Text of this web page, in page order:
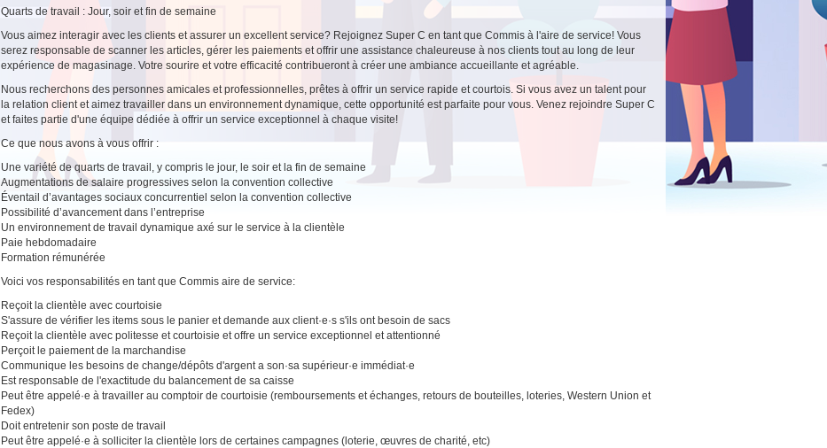
Quarts de travail : Jour, soir et fin de semaine
Vous aimez interagir avec les clients et assurer un excellent service? Rejoignez Super C en tant que Commis à l'aire de service! Vous
serez responsable de scanner les articles, gérer les paiements et offrir une assistance chaleureuse à nos clients tout au long de leur
expérience de magasinage. Votre sourire et votre efficacité contribueront à créer une ambiance accueillante et agréable.
Nous recherchons des personnes amicales et professionnelles, prêtes à offrir un service rapide et courtois. Si vous avez un talent pour
la relation client et aimez travailler dans un environnement dynamique, cette opportunité est parfaite pour vous. Venez rejoindre Super C
et faites partie d'une équipe dédiée à offrir un service exceptionnel à chaque visite!
Ce que nous avons à vous offrir :
Une variété de quarts de travail, y compris le jour, le soir et la fin de semaine
Augmentations de salaire progressives selon la convention collective
Éventail d’avantages sociaux concurrentiel selon la convention collective
Possibilité d’avancement dans l’entreprise
Un environnement de travail dynamique axé sur le service à la clientèle
Paie hebdomadaire
Formation rémunérée
Voici vos responsabilités en tant que Commis aire de service:
Reçoit la clientèle avec courtoisie
S'assure de vérifier les items sous le panier et demande aux client·e·s s'ils ont besoin de sacs
Reçoit la clientèle avec politesse et courtoisie et offre un service exceptionnel et attentionné
Perçoit le paiement de la marchandise
Communique les besoins de change/dépôts d'argent a son·sa supérieur·e immédiat·e
Est responsable de l'exactitude du balancement de sa caisse
Peut être appelé·e à travailler au comptoir de courtoisie (remboursements et échanges, retours de bouteilles, loteries, Western Union et
Fedex)
Doit entretenir son poste de travail
Peut être appelé·e à solliciter la clientèle lors de certaines campagnes (loterie, œuvres de charité, etc)